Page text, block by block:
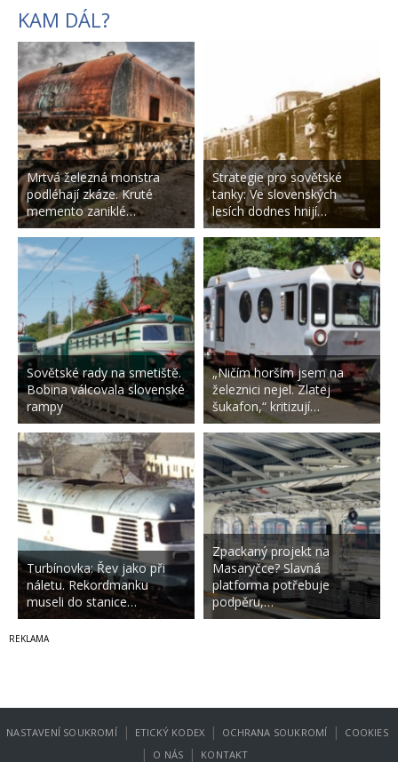
KAM DÁL?
Mrtvá železná monstra
podléhají zkáze. Kruté
memento zaniklé…
Sovětské rady na smetiště.
Bobina válcovala slovenské
rampy
Turbínovka: Řev jako při
náletu. Rekordmanku
museli do stanice…
Strategie pro sovětské
tanky: Ve slovenských
lesích dodnes hnijí…
„Ničím horším jsem na
železnici nejel. Zlatej
šukafon,“ kritizují…
Zpackaný projekt na
Masaryčce? Slavná
platforma potřebuje
podpěru,…
NASTAVENÍ SOUKROMÍ | ETICKÝ KODEX | OCHRANA SOUKROMÍ | COOKIES
| O NÁS | KONTAKT